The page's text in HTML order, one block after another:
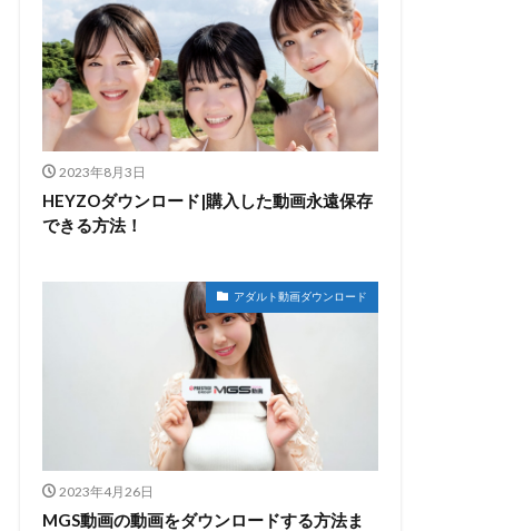
2023年8月3日
HEYZOダウンロード|購入した動画永遠保存
できる方法！
アダルト動画ダウンロード
2023年4月26日
MGS動画の動画をダウンロードする方法ま